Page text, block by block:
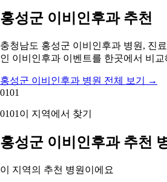
홍성군 이비인후과 추천
충청남도 홍성군 이비인후과 병원, 진
인 이비인후과 이벤트를 한곳에서 비
홍성군 이비인후과 병원 전체 보기
→
0101
0101 이 지역에서 찾기
홍성군 이비인후과 추천
이 지역의 추천 병원이에요